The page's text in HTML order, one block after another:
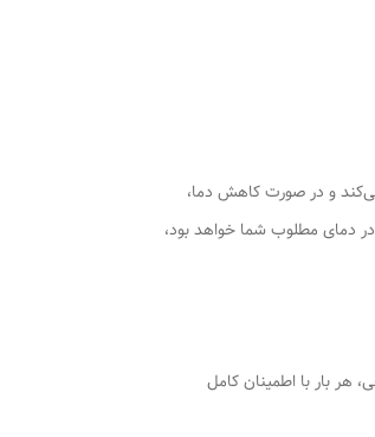
و در صورت کاهش دما،
در دمای مطلوب شما خواهد بود،
هر بار با اطمینان کامل